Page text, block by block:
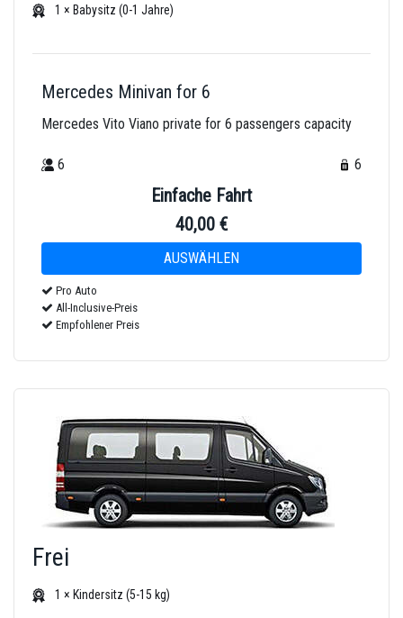
1 × Babysitz (0-1 Jahre)
Mercedes Minivan for 6
Mercedes Vito Viano private for 6 passengers capacity
6 6
Einfache Fahrt
40,00 €
Pro Auto
All-Inclusive-Preis
Empfohlener Preis
Frei
1 × Kindersitz (5-15 kg)